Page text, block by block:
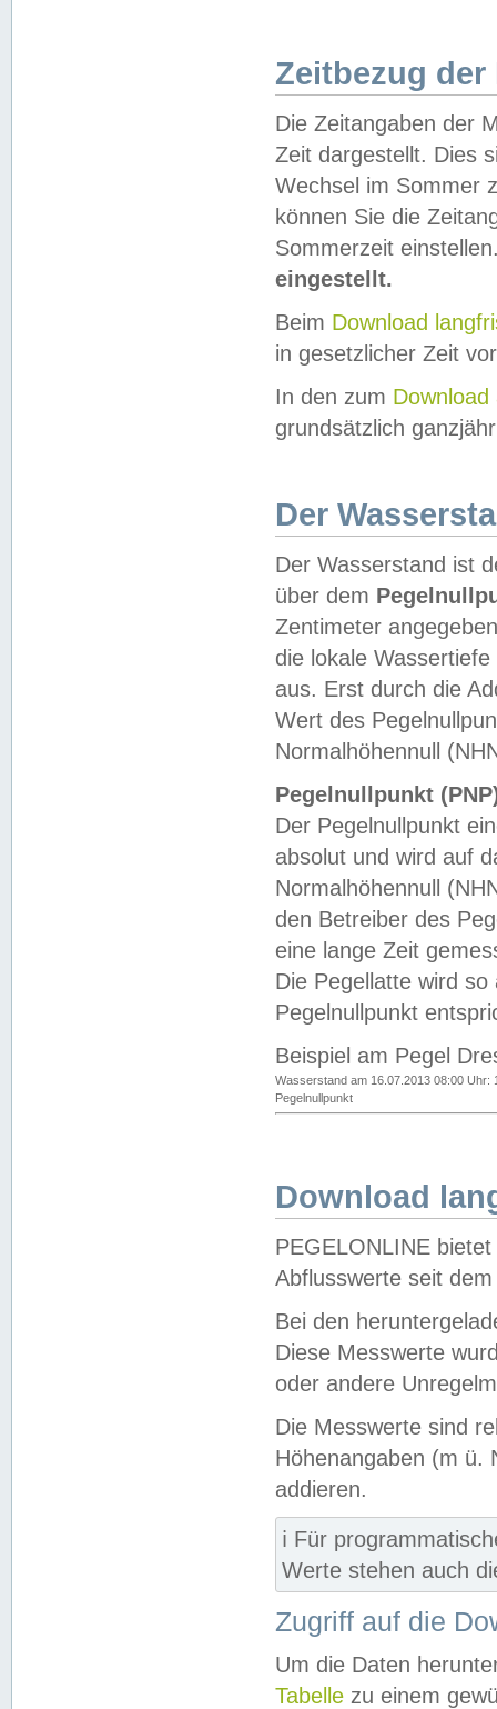
Zeitbezug der
Die Zeitangaben der
Zeit dargestellt. Dies
Wechsel im Sommer
können Sie die
Sommerzeit
eingestellt.
Beim Download
in gesetzlicher Zeit
In den zum Download
grundsätzlich
Der
Der Wasserstand ist
über dem
Zentimeter
die lokale
aus. Erst durch die
Wert des
Normalhöhennull
Pegelnullpunkt
Der Pegelnullpunkt
absolut und wird auf
Normalhöhennull
den Betreiber des
eine lange Zeit
Die Pegellatte wird
Pegelnullpunkt
Beispiel am Pegel
Wasserstand am 16.07.2013 08:00 Uhr:
Pegelnullpunkt
Download
PEGELONLINE
Abflusswerte seit
Bei den
Diese Messwerte
oder andere
Die Messwerte sind
Höhenangaben (m ü.
addieren.
ℹ️ Für
Werte stehen auch
Zugriff auf die
Um die Daten
Tabelle zu einem